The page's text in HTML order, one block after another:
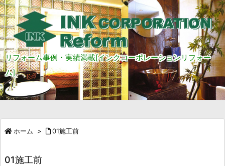
リフォーム事例・実績満載[インクコーポレーションリフォー
ム]
ホーム > 01施工前
01施工前